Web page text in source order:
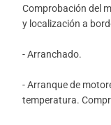
Comprobación del
y localización a
- Arranchado.
- Arranque de
temperatura.